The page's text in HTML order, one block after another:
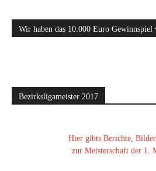
Wir haben das 10.000 Euro
Bezirksligameister 2017
Hier gibts Berichte,
zur Meisterschaft der 1.